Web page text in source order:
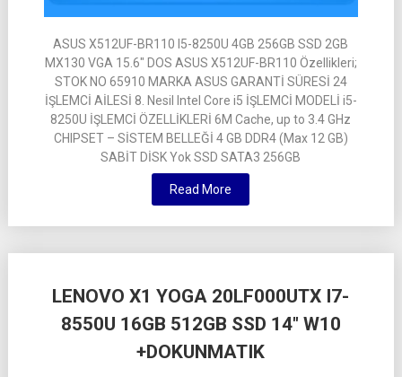
ASUS X512UF-BR110 I5-8250U 4GB 256GB SSD 2GB
MX130 VGA 15.6″ DOS ASUS X512UF-BR110 Özellikleri;
STOK NO 65910 MARKA ASUS GARANTİ SÜRESİ 24
İŞLEMCİ AİLESİ 8. Nesil Intel Core i5 İŞLEMCİ MODELİ i5-
8250U İŞLEMCİ ÖZELLİKLERİ 6M Cache, up to 3.4 GHz
CHIPSET – SİSTEM BELLEĞİ 4 GB DDR4 (Max 12 GB)
SABİT DİSK Yok SSD SATA3 256GB
Read More
LENOVO X1 YOGA 20LF000UTX I7-
8550U 16GB 512GB SSD 14″ W10
+DOKUNMATIK